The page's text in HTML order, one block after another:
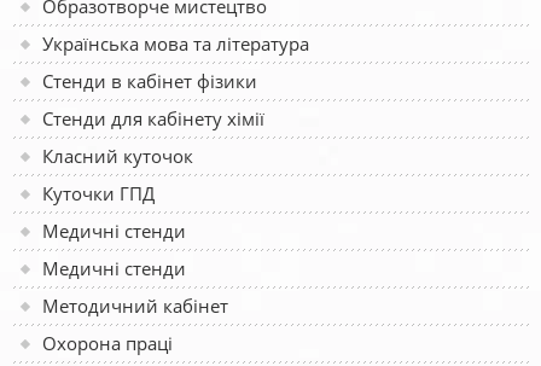
Образотворче мистецтво
Українська мова та література
Стенди в кабінет фізики
Стенди для кабінету хімії
Класний куточок
Куточки ГПД
Медичні стенди
Медичні стенди
Методичний кабінет
Охорона праці